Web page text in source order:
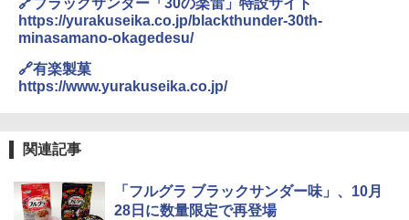
🔗ブラックサンダー「30の楽雷」特設サイト
https://yurakuseika.co.jp/blackthunder-30th-
minasamano-okagedesu/
🔗有楽製菓
https://www.yurakuseika.co.jp/
関連記事
「フルグラ ブラックサンダー味」、10月
28日に数量限定で再登場